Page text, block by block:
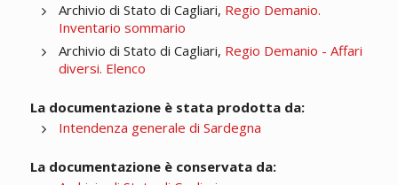
Archivio di Stato di Cagliari, Regio Demanio.
Inventario sommario
Archivio di Stato di Cagliari, Regio Demanio - Affari
diversi. Elenco
La documentazione è stata prodotta da:
Intendenza generale di Sardegna
La documentazione è conservata da: